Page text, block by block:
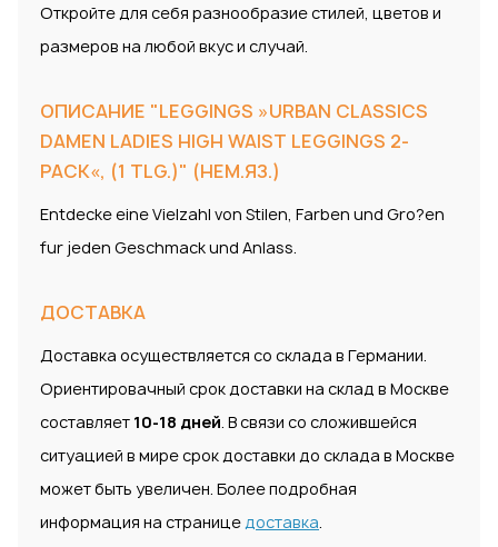
Откройте для себя разнообразие стилей, цветов и
размеров на любой вкус и случай.
ОПИСАНИЕ "LEGGINGS »URBAN CLASSICS
DAMEN LADIES HIGH WAIST LEGGINGS 2-
PACK«, (1 TLG.)" (НЕМ.ЯЗ.)
Entdecke eine Vielzahl von Stilen, Farben und Gro?en
fur jeden Geschmack und Anlass.
ДОСТАВКА
Доставка осуществляется со склада в Германии.
Ориентировачный срок доставки на склад в Москве
составляет 10-18 дней. В связи со сложившейся
ситуацией в мире срок доставки до склада в Москве
может быть увеличен. Более подробная
информация на страницедоставка.